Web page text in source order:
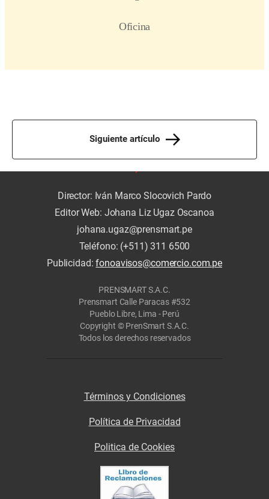
Siguiente artículo
Director: Iván Marco Slocovich Pardo
Editor Web: Johana Liz Ugaz Oscanoa
johana.ugaz@prensmart.pe
Teléfono: (+511) 311 6500
Publicidad:fonoavisos@comercio.com.pe
PRENSMART S.A.C.
Prensmart Calle Paracas #532
Pueblo Libre, Lima - Perú
Copyright © PrenSmart S.A.C.
Todos los derechos reservados
Términos y Condiciones
Política de Privacidad
Politica de Cookies